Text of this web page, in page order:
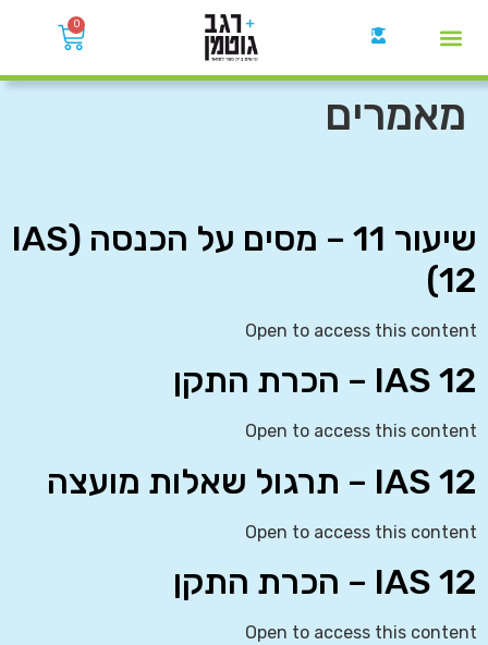
0
מאמרים
שיעור 11 – מסים על הכנסה (IAS
12)
Open to access this content
IAS 12 – הכרת התקן
Open to access this content
IAS 12 – תרגול שאלות מועצה
Open to access this content
IAS 12 – הכרת התקן
Open to access this content